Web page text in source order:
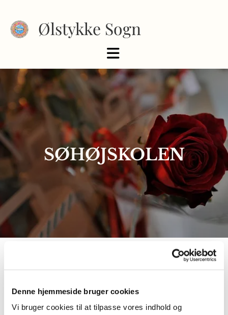
Denne hjemmeside bruger cookies
Vi bruger cookies til at tilpasse vores indhold og
Ølstykke Sogn
SØHØJSKOLEN
Vælg klasse